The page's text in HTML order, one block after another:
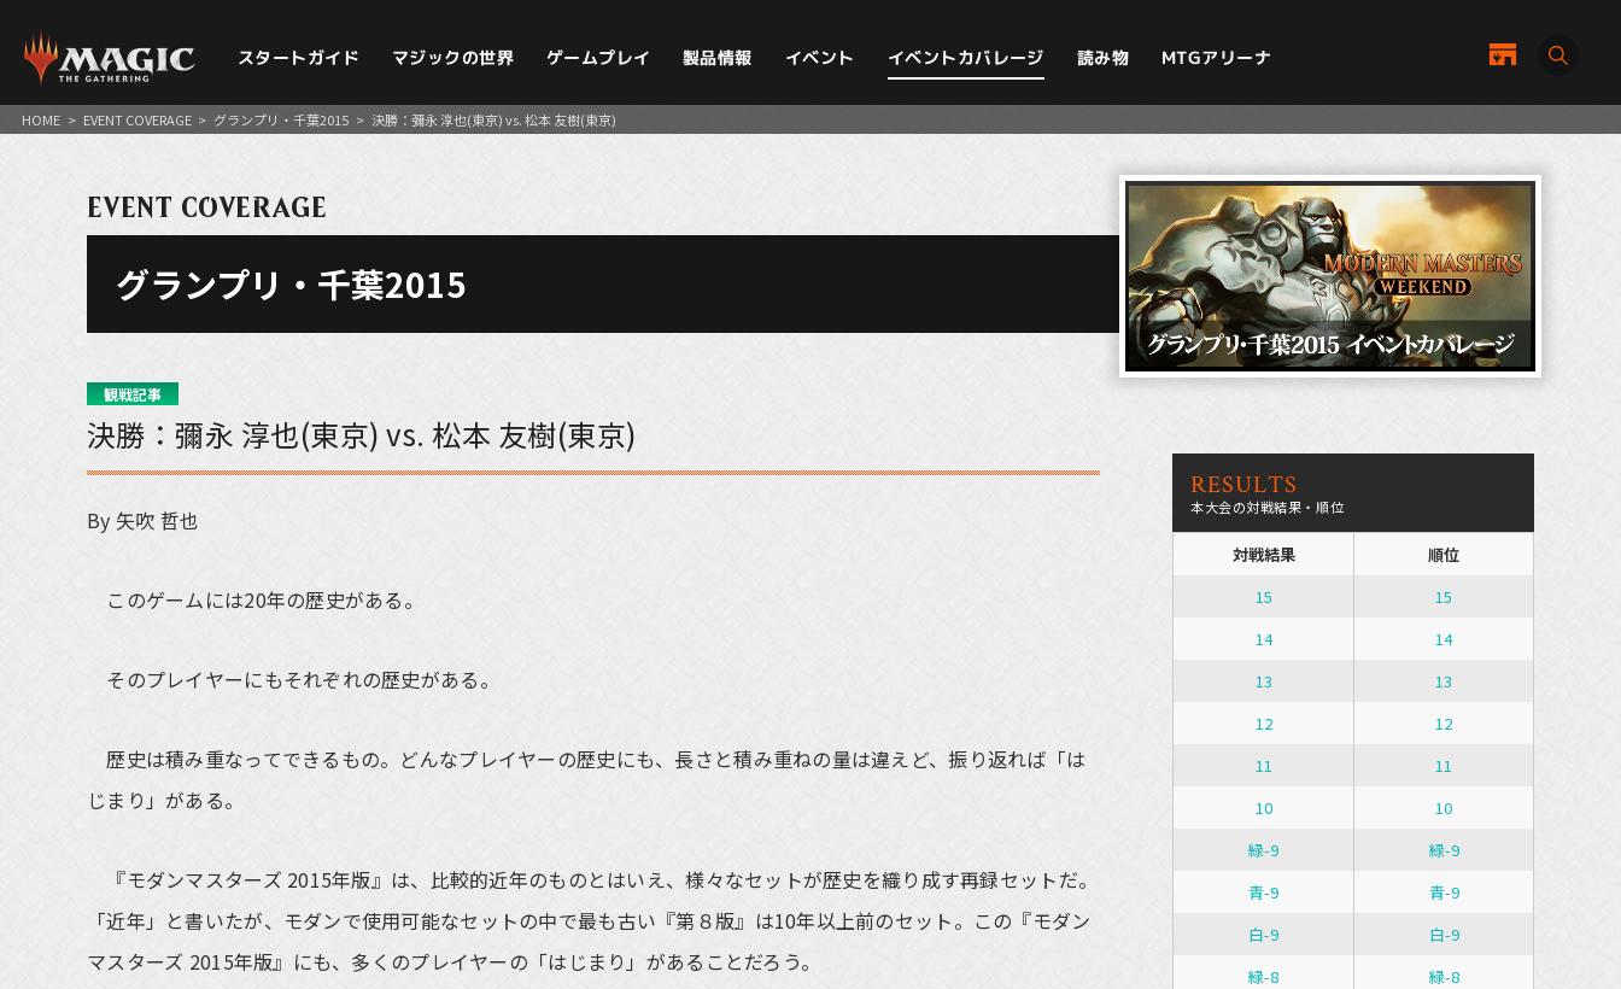
スタートガイド マジックの世界 ゲームプレイ 製品情報 イベント イベントカバレージ 読み物 MTGアリーナ
HOME > EVENT COVERAGE > グランプリ・千葉2015 > 決勝：彌永 淳也(東京) vs. 松本 友樹(東京)
EVENT COVERAGE
グランプリ・千葉2015
観戦記事
決勝：彌永 淳也(東京) vs. 松本 友樹(東京)
By 矢吹 哲也
このゲームには20年の歴史がある。
そのプレイヤーにもそれぞれの歴史がある。
歴史は積み重なってできるもの。どんなプレイヤーの歴史にも、長さと積み重ねの量は違えど、振り返れば「は
じまり」がある。
『モダンマスターズ 2015年版』は、比較的近年のものとはいえ、様々なセットが歴史を織り成す再録セットだ。
「近年」と書いたが、モダンで使用可能なセットの中で最も古い『第８版』は10年以上前のセット。この『モダン
マスターズ 2015年版』にも、多くのプレイヤーの「はじまり」があることだろう。
RESULTS
本大会の対戦結果・順位
対戦結果
順位
15
15
14
14
13
13
12
12
11
11
10
10
緑-9
緑-9
青-9
青-9
白-9
白-9
緑-8
緑-8